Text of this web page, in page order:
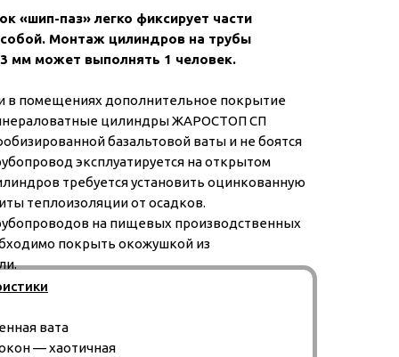
«шип-паз» легко фиксирует части
Монтаж цилиндров на трубы
мм может выполнять 1 человек.
в помещениях дополнительное покрытие
цилиндры ЖАРОСТОП СП
базальтовой ваты и не боятся
эксплуатируется на открытом
требуется установить оцинкованную
теплоизоляции от осадков.
на пищевых производственных
покрыть окожушкой из
вата
— хаотичная